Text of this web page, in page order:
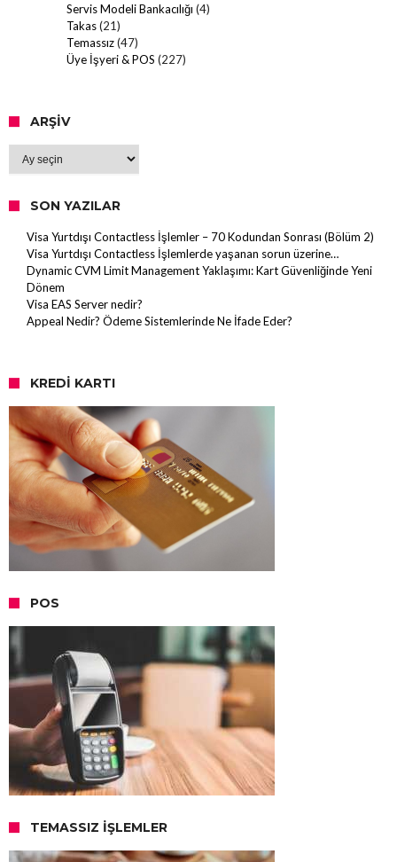
Servis Modeli Bankacılığı (4)
Takas(21)
Temassız(47)
Üye İşyeri & POS (227)
ARŞIV
SON YAZILAR
Visa Yurtdışı Contactless İşlemler – 70 Kodundan Sonrası (Bölüm 2)
Visa Yurtdışı Contactless İşlemlerde yaşanan sorun üzerine…
Dynamic CVM Limit Management Yaklaşımı: Kart Güvenliğinde Yeni
Dönem
Visa EAS Server nedir?
Appeal Nedir? Ödeme Sistemlerinde Ne İfade Eder?
KREDI KARTI
POS
TEMASSIZ İŞLEMLER